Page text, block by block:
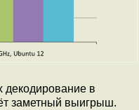
декодирование в
заметный выигрыш.